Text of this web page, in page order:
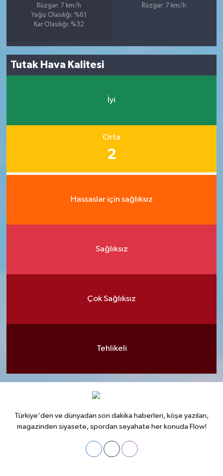
Rüzgar: 7 km/h
Yağış Olasılığı: %61
Kar Olasılığı: %32
Rüzgar: 7 km/h
Tutak Hava Kalitesi
İyi
Orta
2
Hassaslar için sağlıksız
Sağlıksız
Çok Sağlıksız
Tehlikeli
Türkiye'den ve dünyadan son dakika haberleri, köşe yazıları,
magazinden siyasete, spordan seyahate her konuda Flow!